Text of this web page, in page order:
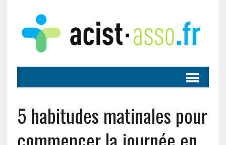
5 habitudes matinales pour